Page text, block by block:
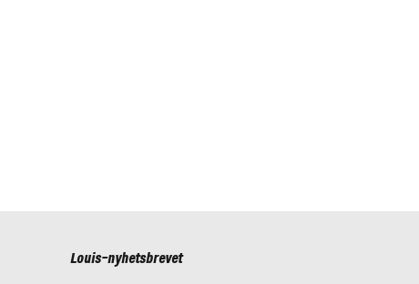
Louis-nyhetsbrevet